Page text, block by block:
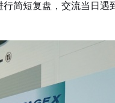
简短复盘，交流当日遇